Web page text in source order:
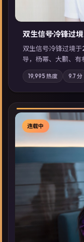
双生信号·冷锋过境
双生信号·冷锋过境
导，杨幂、大鹏、
场意外将众人卷入
质；站内亦可通过「
同类型高分佳作，
19,995 热度 9.7 分
连载中